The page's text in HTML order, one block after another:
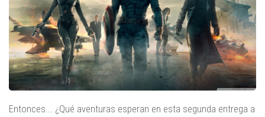
Entonces... ¿Qué aventuras esperan en esta segunda entrega a